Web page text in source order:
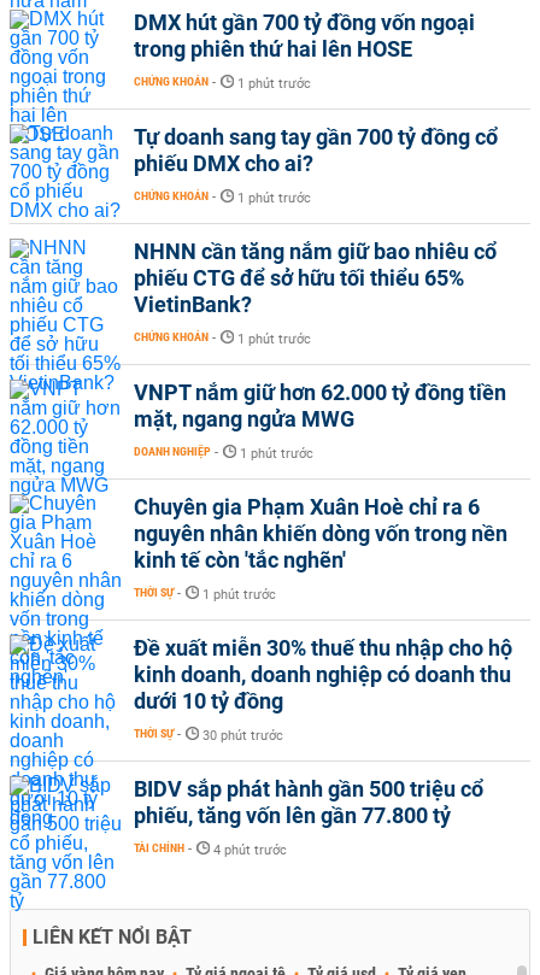
DMX hút gần 700 tỷ đồng vốn ngoại
trong phiên thứ hai lên HOSE
CHỨNG KHOÁN - 1 phút trước
Tự doanh sang tay gần 700 tỷ đồng cổ
phiếu DMX cho ai?
CHỨNG KHOÁN - 1 phút trước
NHNN cần tăng nắm giữ bao nhiêu cổ
phiếu CTG để sở hữu tối thiểu 65%
VietinBank?
CHỨNG KHOÁN - 1 phút trước
VNPT nắm giữ hơn 62.000 tỷ đồng tiền
mặt, ngang ngửa MWG
DOANH NGHIỆP - 1 phút trước
Chuyên gia Phạm Xuân Hoè chỉ ra 6
nguyên nhân khiến dòng vốn trong nền
kinh tế còn 'tắc nghẽn'
THỜI SỰ - 1 phút trước
Đề xuất miễn 30% thuế thu nhập cho hộ
kinh doanh, doanh nghiệp có doanh thu
dưới 10 tỷ đồng
THỜI SỰ - 30 phút trước
BIDV sắp phát hành gần 500 triệu cổ
phiếu, tăng vốn lên gần 77.800 tỷ
TÀI CHÍNH - 4 phút trước
LIÊN KẾT NỔI BẬT